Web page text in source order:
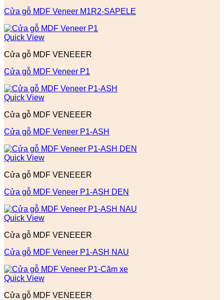
Cửa gỗ MDF Veneer M1R2-SAPELE
Quick View
Cửa gỗ MDF VENEEER
Cửa gỗ MDF Veneer P1
Quick View
Cửa gỗ MDF VENEEER
Cửa gỗ MDF Veneer P1-ASH
Quick View
Cửa gỗ MDF VENEEER
Cửa gỗ MDF Veneer P1-ASH DEN
Quick View
Cửa gỗ MDF VENEEER
Cửa gỗ MDF Veneer P1-ASH NAU
Quick View
Cửa gỗ MDF VENEEER